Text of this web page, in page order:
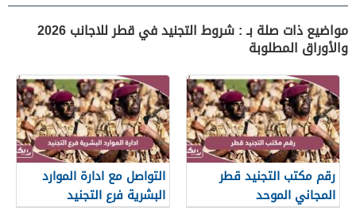
مواضيع ذات صلة بـ : شروط التجنيد في قطر للاجانب 2026
والأوراق المطلوبة
رقم مكتب التجنيد قطر
المجاني الموحد
التواصل مع ادارة الموارد
البشرية فرع التجنيد